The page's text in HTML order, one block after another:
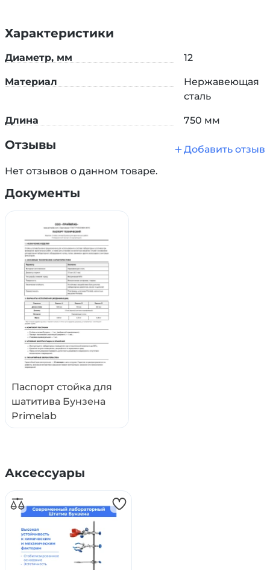
У нас можно купитькольца, лапки и крепления
для штатива, основание, а также стойку высотой
500 и 1000 мм.
Характеристики
Диаметр, мм 12
Материал
Нержавеющая
сталь
Длина 750 мм
Отзывы
Добавить отзыв
Нет отзывов о данном товаре.
Документы
Паспорт стойка для
шатитива Бунзена
Primelab
Аксессуары